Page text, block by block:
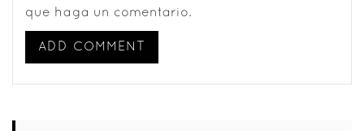
que haga un comentario.